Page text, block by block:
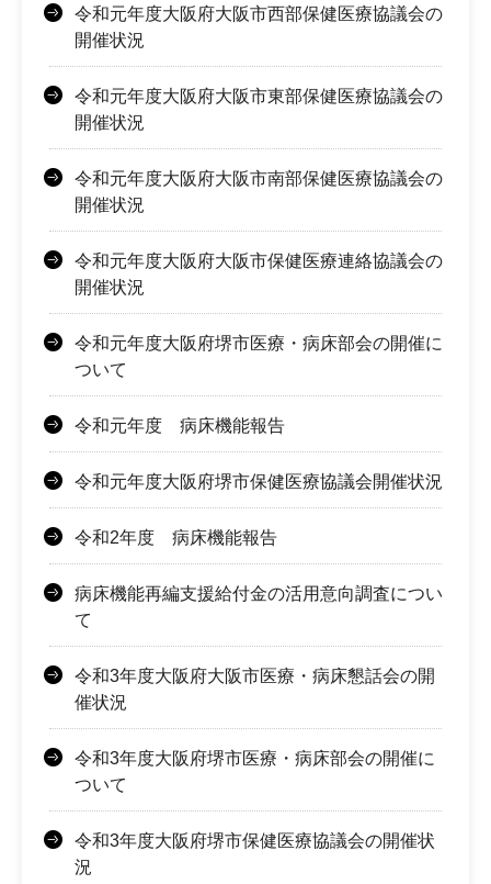
令和元年度大阪府大阪市西部保健医療協議会の
開催状況
令和元年度大阪府大阪市東部保健医療協議会の
開催状況
令和元年度大阪府大阪市南部保健医療協議会の
開催状況
令和元年度大阪府大阪市保健医療連絡協議会の
開催状況
令和元年度大阪府堺市医療・病床部会の開催に
ついて
令和元年度 病床機能報告
令和元年度大阪府堺市保健医療協議会開催状況
令和2年度 病床機能報告
病床機能再編支援給付金の活用意向調査につい
て
令和3年度大阪府大阪市医療・病床懇話会の開
催状況
令和3年度大阪府堺市医療・病床部会の開催に
ついて
令和3年度大阪府堺市保健医療協議会の開催状
況